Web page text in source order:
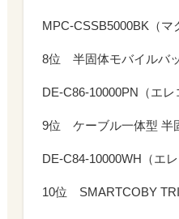
MPC-CSSB5000BK（マ
8位 半固体モバイルバ
DE-C86-10000PN（エレ
9位 ケーブル一体型 半
DE-C84-10000WH（エレ
10位 SMARTCOBY